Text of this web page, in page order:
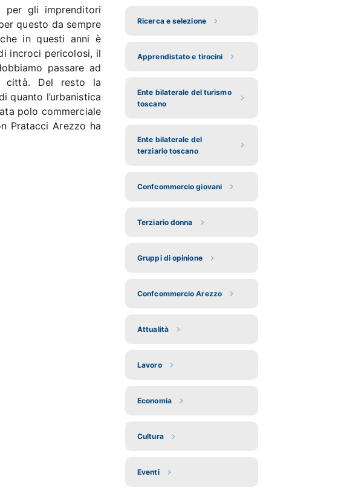
per gli imprenditori
questo da sempre
in questi anni è
incroci pericolosi, il
passare ad
città. Del resto la
quanto l’urbanistica
polo commerciale
Pratacci Arezzo ha
Ricerca e selezione
Apprendistato e tirocini
Ente bilaterale del turismo
toscano
Ente bilaterale del
terziario toscano
Confcommercio giovani
Terziario donna
Gruppi di opinione
Confcommercio Arezzo
Attualità
Lavoro
Economia
Cultura
Eventi